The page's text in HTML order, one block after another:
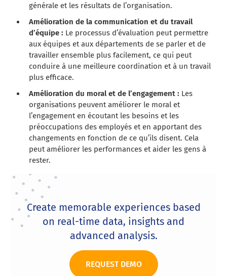
générale et les résultats de l’organisation.
Amélioration de la communication et du travail
d’équipe : Le processus d’évaluation peut permettre
aux équipes et aux départements de se parler et de
travailler ensemble plus facilement, ce qui peut
conduire à une meilleure coordination et à un travail
plus efficace.
Amélioration du moral et de l’engagement : Les
organisations peuvent améliorer le moral et
l’engagement en écoutant les besoins et les
préoccupations des employés et en apportant des
changements en fonction de ce qu’ils disent. Cela
peut améliorer les performances et aider les gens à
rester.
Create memorable experiences based
on real-time data, insights and
advanced analysis.
REQUEST DEMO